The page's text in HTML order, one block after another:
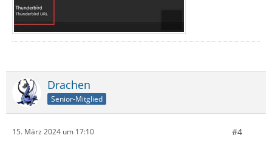
Drachen
Senior-Mitglied
15. März 2024 um 17:10 #4